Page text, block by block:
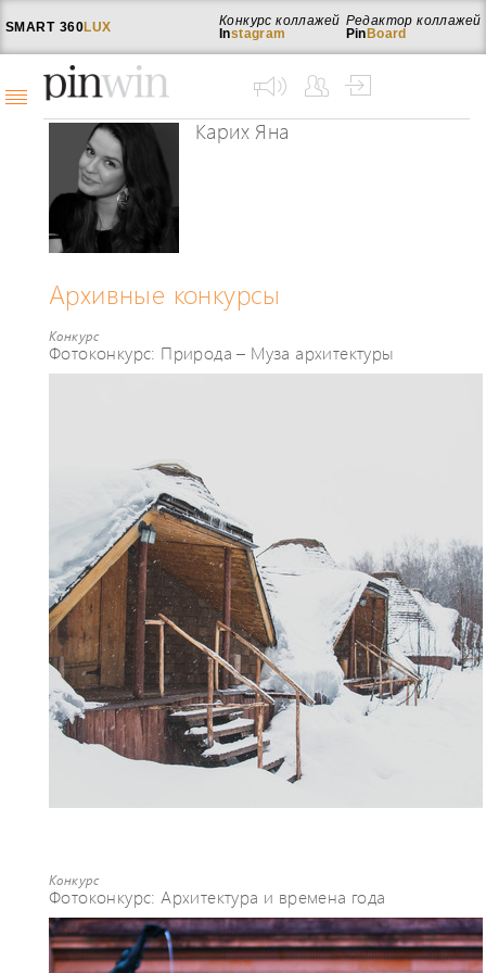
SMART 360LUX
Редактор коллажей
Pin Board
Конкурс коллажей
Instagram
Карих Яна
Архивные конкурсы
Конкурс
Фотоконкурс: Природа – Муза архитектуры
Конкурс
Фотоконкурс: Архитектура и времена года